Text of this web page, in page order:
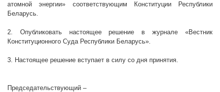
атомной энергии» соответствующим Конституции Республики
Беларусь.
2. Опубликовать настоящее решение в журнале «Вестник
Конституционного Суда Республики Беларусь».
3. Настоящее решение вступает в силу со дня принятия.
Председательствующий –